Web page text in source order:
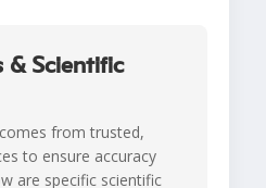
& Scientific
from trusted,
to ensure accuracy
are specific scientific